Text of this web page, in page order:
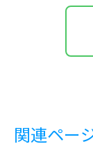
関連ペー